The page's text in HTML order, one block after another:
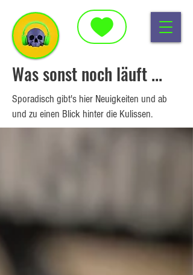
Was sonst noch läuft ...
Sporadisch gibt's hier Neuigkeiten und ab
und zu einen Blick hinter die Kulissen.